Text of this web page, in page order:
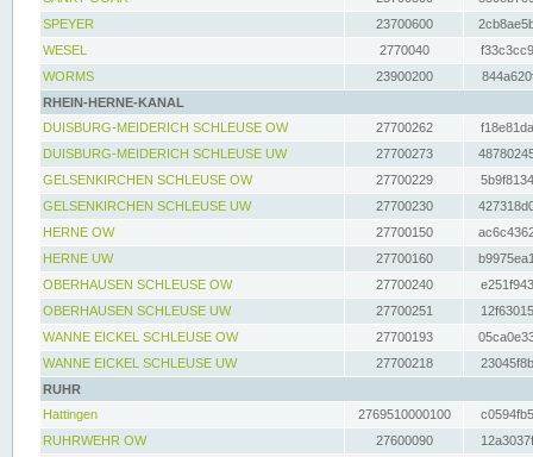
SPEYER
23700600
WESEL
2770040
WORMS
23900200
RHEIN-HERNE-KANAL
DUISBURG-MEIDERICH SCHLEUSE OW
27700262
DUISBURG-MEIDERICH SCHLEUSE UW
27700273
GELSENKIRCHEN SCHLEUSE OW
27700229
GELSENKIRCHEN SCHLEUSE UW
27700230
HERNE OW
27700150
HERNE UW
27700160
OBERHAUSEN SCHLEUSE OW
27700240
OBERHAUSEN SCHLEUSE UW
27700251
WANNE EICKEL SCHLEUSE OW
27700193
WANNE EICKEL SCHLEUSE UW
27700218
RUHR
Hattingen
2769510000100
RUHRWEHR OW
27600090